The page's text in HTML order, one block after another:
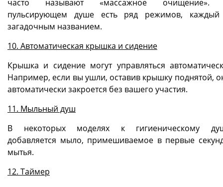
часто называют «массажное очищение».
пульсирующем душе есть ряд режимов,
загадочным названием.
10. Автоматическая крышка и сидение
Крышка и сидение могут управляться
Например, если вы ушли, оставив крышку поднятой,
автоматически закроется без вашего участия.
11. Мыльный душ
В некоторых моделях к гигиеническому
добавляется мыло, примешиваемое в первые
мытья.
12. Таймер